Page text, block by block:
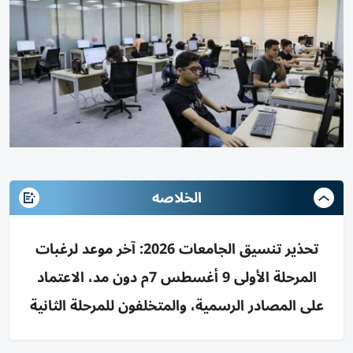
الخلاصه
تحذير تنسيق الجامعات 2026: آخر موعد لرغبات
المرحلة الأولى 9 أغسطس 7م دون مد، الاعتماد
على المصادر الرسمية، والمتخلفون للمرحلة الثانية